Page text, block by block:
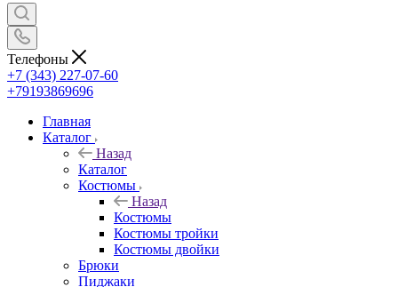
Телефоны
+7 (343) 227-07-60
+79193869696
Главная
Каталог
Назад
Каталог
Костюмы
Назад
Костюмы
Костюмы тройки
Костюмы двойки
Брюки
Пиджаки